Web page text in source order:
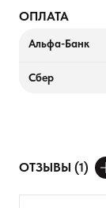
ОПЛАТА
Альфа-Банк
Сбер
ОТЗЫВЫ (1)